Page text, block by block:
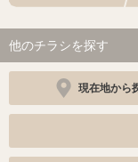
他のチラシを探す
現在地から